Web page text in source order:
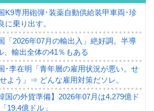
K9専用砲弾･装薬自動供給装甲車両･珍
に乗り出す。
「2026年07月の輸出入」絶好調。半導
、輸出全体の41％もある
･李在明「青年層の雇用状況が悪い。せ
よう」⇒ どんな雇用対策だソレ。
韓国の外貨準備】2026年07月は4,279億ド
19.4億ドル」